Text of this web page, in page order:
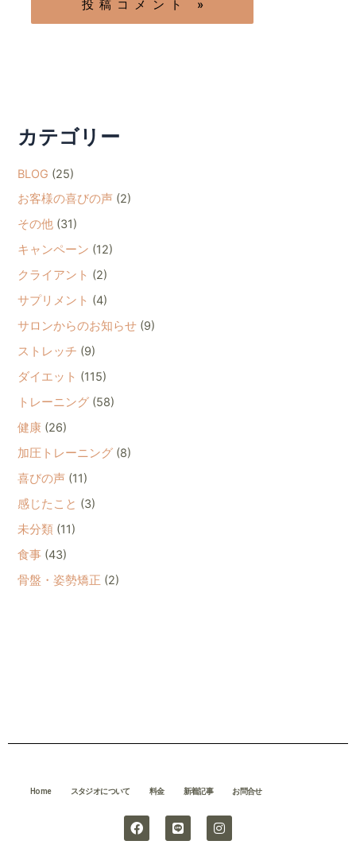
カテゴリー
BLOG (25)
お客様の喜びの声 (2)
その他 (31)
キャンペーン (12)
クライアント (2)
サプリメント (4)
サロンからのお知らせ (9)
ストレッチ (9)
ダイエット (115)
トレーニング (58)
健康 (26)
加圧トレーニング (8)
喜びの声 (11)
感じたこと (3)
未分類 (11)
食事 (43)
骨盤・姿勢矯正 (2)
Home スタジオについて 料金 新着記事 お問合せ
F
a
L
i
I
n